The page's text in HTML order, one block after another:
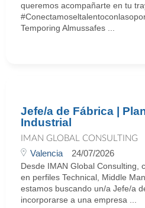
queremos acompañarte en tu
Temporing Almussafes ...
Jefe/a de Fábrica |
Industrial
IMAN GLOBAL CONSULTING
Valencia 24/07/2026
Desde IMAN Global Consulting,
en perfiles Technical, Middle
estamos buscando un/a Jefe/a
incorporarse a una empresa ...